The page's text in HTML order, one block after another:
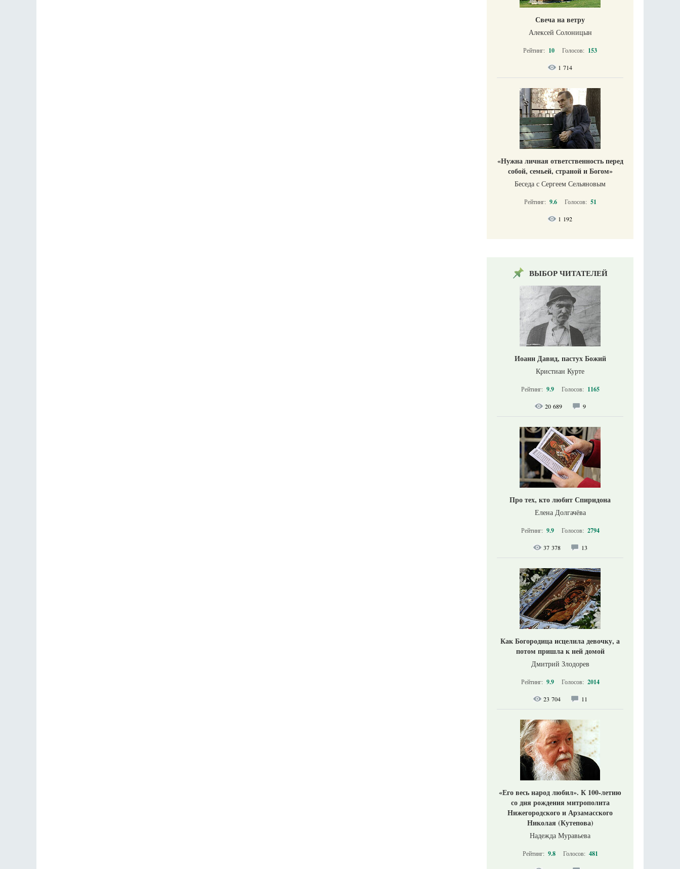
Свеча на ветру
Алексей Солоницын
Рейтинг: 10 Голосов: 153
1 714
«Нужна личная ответственность перед
собой, семьей, страной и Богом»
Беседа с Сергеем Сельяновым
Рейтинг: 9.6 Голосов: 51
1 192
ВЫБОР ЧИТАТЕЛЕЙ
Иоанн Давид, пастух Божий
Кристиан Курте
Рейтинг: 9.9 Голосов: 1165
20 689 9
Про тех, кто любит Спиридона
Елена Долгачёва
Рейтинг: 9.9 Голосов: 2794
37 378 13
Как Богородица исцелила девочку, а
потом пришла к ней домой
Дмитрий Злодорев
Рейтинг: 9.9 Голосов: 2014
23 704 11
«Его весь народ любил». К 100-летию
со дня рождения митрополита
Нижегородского и Арзамасского
Николая (Кутепова)
Надежда Муравьева
Рейтинг: 9.8 Голосов: 481